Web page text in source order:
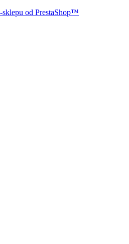
od PrestaShop™